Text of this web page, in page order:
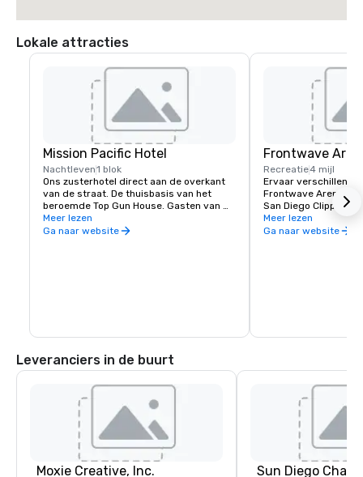
Lokale attracties
Mission Pacific Hotel
Nachtleven1 blok
Ons zusterhotel direct aan de overkant
van de straat. De thuisbasis van het
beroemde Top Gun House. Gasten van
het Seabird hebben toegang tot alle
voorzieningen van Mission Pacific,
Meer lezen
Ga naar website
Frontwave
Recreatie4 mijl
Ervaar
Frontwave Arena,
San Diego Clippers
gelieerd aan de LA
Diego Sockers, een
Meer lezen
Ga naar website
Leveranciers in de buurt
Moxie Creative, Inc. Sun Diego